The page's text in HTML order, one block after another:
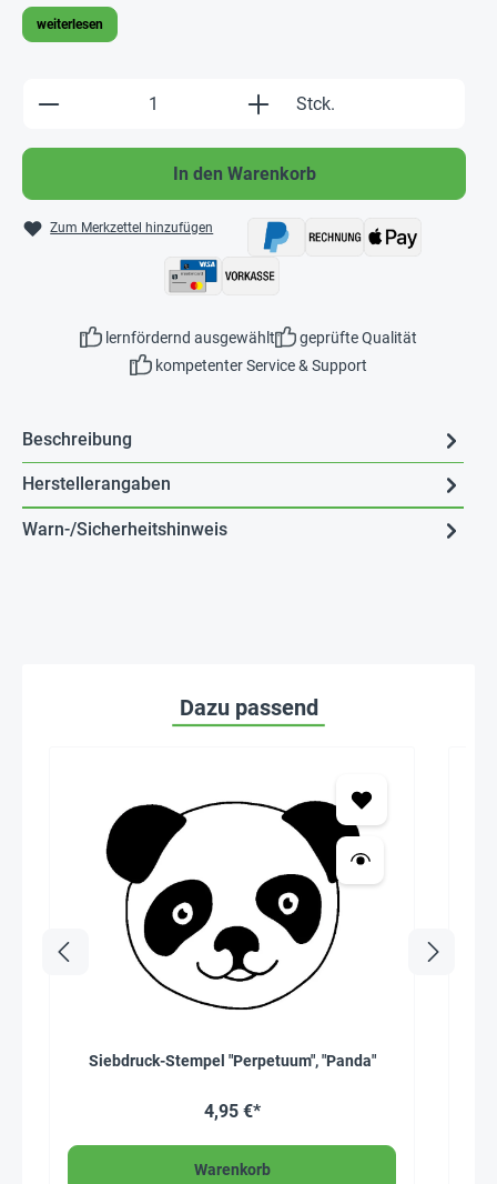
weiterlesen
Produkt Anzahl: Gib den gewünschten
Stck.
In den Warenkorb
Zum Merkzettel hinzufügen
lernfördernd ausgewählt
geprüfte Qualität
kompetenter Service & Support
Beschreibung
Herstellerangaben
Warn-/Sicherheitshinweis
Dazu passend
Siebdruck-Stempel "Perpetuum", "Panda"
4,95 €*
Warenkorb